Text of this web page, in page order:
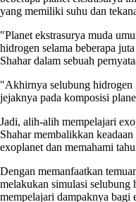
yang memiliki suhu dan
"Planet ekstrasurya muda
hidrogen selama beberapa
Shahar dalam sebuah
"Akhirnya selubung hidrogen
jejaknya pada komposisi
Jadi, alih-alih mempelajari
Shahar membalikkan
exoplanet dan memahami
Dengan memanfaatkan
melakukan simulasi
mempelajari dampaknya bagi